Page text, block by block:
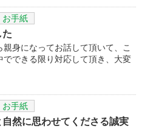
お手紙
た
身になってお話して頂いて、こ
できる限り対応して頂き、大変
お手紙
自然に思わせてくださる誠実